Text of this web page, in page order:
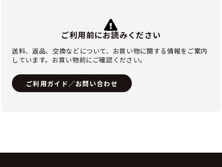
ご利用前にお読みください
送料、返品、交換などについて、お買い物に関する情報をご案内
しています。お買い物前にご確認ください。
ご利用ガイド／お問い合わせ